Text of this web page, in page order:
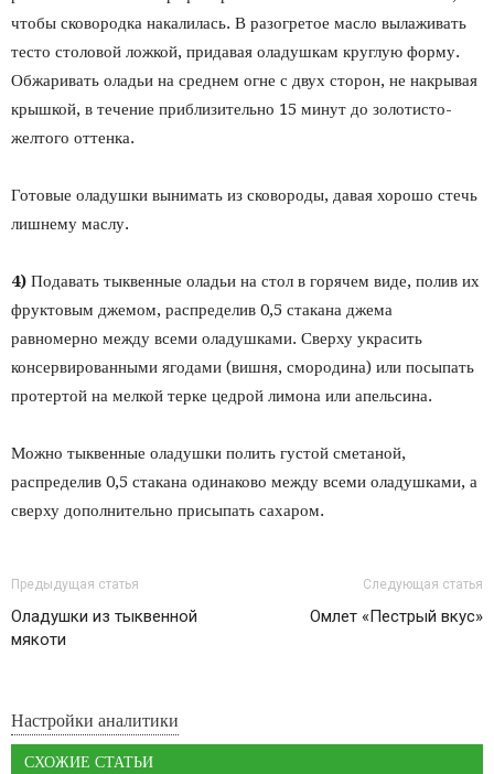
чтобы сковородка накалилась. В разогретое масло вылаживать
тесто столовой ложкой, придавая оладушкам круглую форму.
Обжаривать оладьи на среднем огне с двух сторон, не накрывая
крышкой, в течение приблизительно 15 минут до золотисто-
желтого оттенка.
Готовые оладушки вынимать из сковороды, давая хорошо стечь
лишнему маслу.
4) Подавать тыквенные оладьи на стол в горячем виде, полив их
фруктовым джемом, распределив 0,5 стакана джема
равномерно между всеми оладушками. Сверху украсить
консервированными ягодами (вишня, смородина) или посыпать
протертой на мелкой терке цедрой лимона или апельсина.
Можно тыквенные оладушки полить густой сметаной,
распределив 0,5 стакана одинаково между всеми оладушками, а
сверху дополнительно присыпать сахаром.
Предыдущая статья
Оладушки из тыквенной
мякоти
Следующая статья
Омлет «Пестрый вкус»
Настройки аналитики
СХОЖИЕ СТАТЬИ